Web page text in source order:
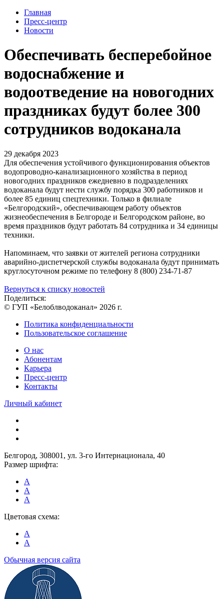
Главная
Пресс-центр
Новости
Обеспечивать бесперебойное
водоснабжение и
водоотведение на новогодних
праздниках будут более 300
сотрудников водоканала
29 декабря 2023
Для обеспечения устойчивого функционирования объектов
водопроводно-канализационного хозяйства в период
новогодних праздников ежедневно в подразделениях
водоканала будут нести службу порядка 300 работников и
более 85 единиц спецтехники. Только в филиале
«Белгородский», обеспечивающем работу объектов
жизнеобеспечения в Белгороде и Белгородском районе, во
время праздников будут работать 84 сотрудника и 34 единицы
техники.
Напоминаем, что заявки от жителей региона сотрудники
аварийно-диспетчерской службы водоканала будут принимать
круглосуточном режиме по телефону 8 (800) 234-71-87
Вернуться к списку новостей
Поделиться:
© ГУП «Белоблводоканал» 2026 г.
Политика конфиденциальности
Пользовательское соглашение
О нас
Абонентам
Карьера
Пресс-центр
Контакты
Личный кабинет
Белгород, 308001, ул. 3-го Интернационала, 40
Размер шрифта:
A
A
A
Цветовая схема:
A
A
Обычная версия сайта